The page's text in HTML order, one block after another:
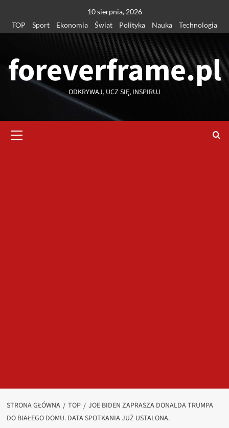
treści
10 sierpnia, 2026
TOP
Sport Ekonomia Świat Polityka Nauka Technologia
foreverframe.pl
ODKRYWAJ, UCZ SIĘ, INSPIRUJ
główne
STRONA GŁÓWNA TOP
JOE BIDEN ZAPRASZA DONALDA TRUMPA
DO BIAŁEGO DOMU. DATA SPOTKANIA JUŻ USTALONA.